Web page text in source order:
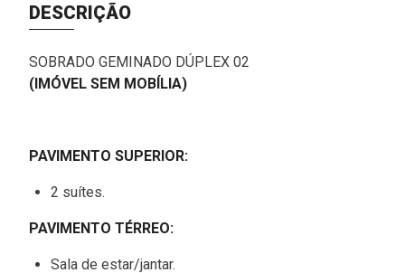
DESCRIÇÃO
SOBRADO GEMINADO DÚPLEX 02
(IMÓVEL SEM MOBÍLIA)
PAVIMENTO SUPERIOR:
2 suítes.
PAVIMENTO TÉRREO:
Sala de estar/jantar.